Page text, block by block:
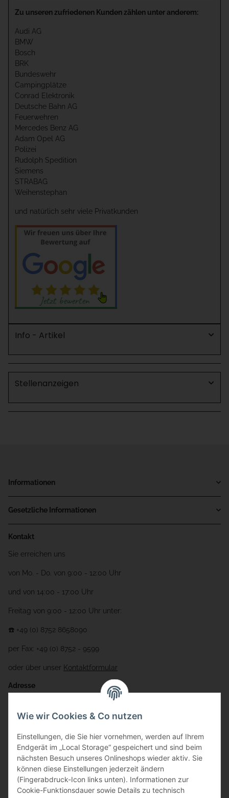
Zu unseren zufriedenen Kunden zählen unter anderem:
Audi AG
BMW
Bosch
BRK
Bundeswehr
Campingplätze
Conrad Elektronik
Deutsche Bahn AG
Feuerwehren
Mercedes Benz AG
Adam Opel AG
Polizei
Rudolph Spedition
Siemens
STRABAG
Weihenstephan
und natürlich sehr viele Privatkunden
Info - Artikel
Stellenanzeigen
Informationen
Gesetzliche Informationen
Kontakt
Sie erreichen uns
von Mo. - Do. von 9:00 - 12:00 Uhr
und von 14:00 - 17:00 Uhr
Freitag von 9:00 - 12:00 Uhr unter:
☎️ +49 (0) 8752 8658090
per Fax: +49 (0) 8752 - 9599
oder über unser Kontaktformular
Adresse
Gewerbering 17
84072 Au i.d. Hallertau
info@bauer-tore.de
Wie wir Cookies & Co nutzen
Einstellungen, die Sie hier vornehmen, werden auf Ihrem
Endgerät im „Local Storage“ gespeichert und sind beim
nächsten Besuch unseres Onlineshops wieder aktiv. Sie
können diese Einstellungen jederzeit ändern
(Fingerabdruck-Icon links unten). Informationen zur
Cookie-Funktionsdauer sowie Details zu technisch